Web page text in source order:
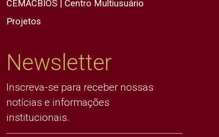
CEMACBIOS | Centro Multiusuário
Projetos
Newsletter
Inscreva-se para receber nossas
notícias e informações
institucionais.